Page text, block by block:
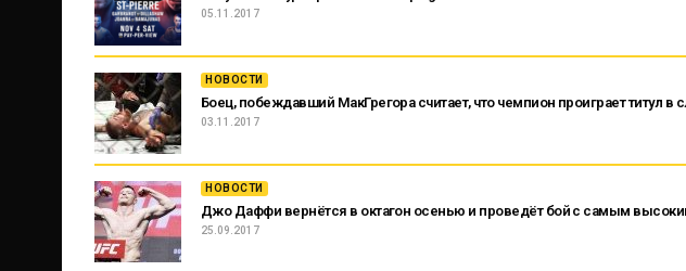
05.11.2017
НОВОСТИ
Боец, побеждавший МакГрегора считает, что чемпион проиграет титул
03.11.2017
НОВОСТИ
Джо Даффи вернётся в октагон осенью и проведёт бой с самым
25.09.2017